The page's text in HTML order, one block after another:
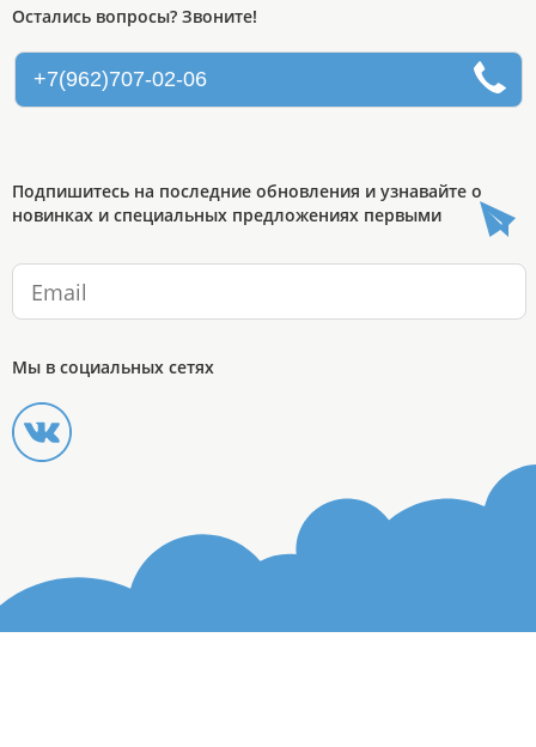
Остались вопросы? Звоните!
+7(962)707-02-06
Подпишитесь на последние обновления и узнавайте о
новинках и специальных предложениях первыми
Мы в социальных сетях